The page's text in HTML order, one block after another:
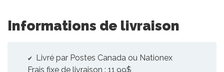
Informations de livraison
Livré par Postes Canada ou Nationex
Frais fixe de livraison : 11,99$